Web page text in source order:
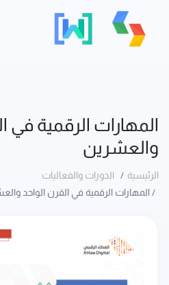
المهارات الرقمية في
والعشرين
الرئيسية
الدورات والفعاليات
المهارات الرقمية في القرن الواحد